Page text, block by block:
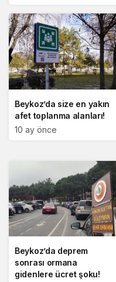
Beykoz’da size en yakın
afet toplanma alanları!
10 ay önce
Beykoz’da deprem
sonrası ormana
gidenlere ücret şoku!